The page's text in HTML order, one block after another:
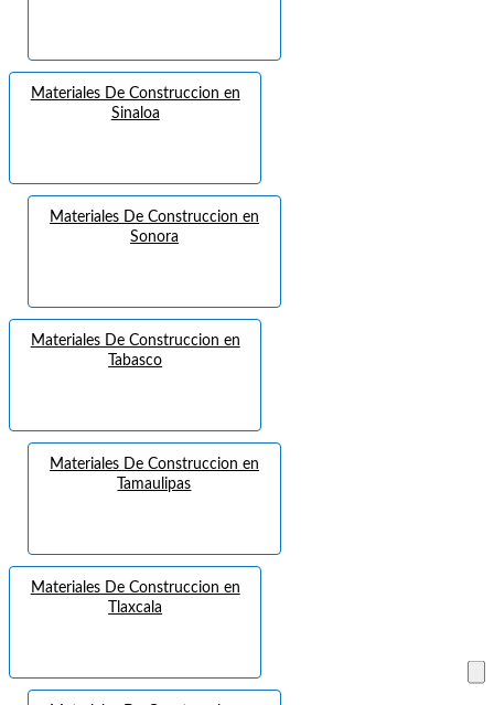
Materiales De Construccion en
Sinaloa
Materiales De Construccion en
Sonora
Materiales De Construccion en
Tabasco
Materiales De Construccion en
Tamaulipas
Materiales De Construccion en
Tlaxcala